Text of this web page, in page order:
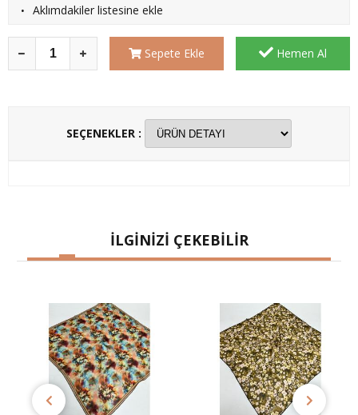
· Aklımdakiler listesine ekle
Sepete Ekle Hemen Al
SEÇENEKLER :
İLGİNİZİ ÇEKEBİLİR